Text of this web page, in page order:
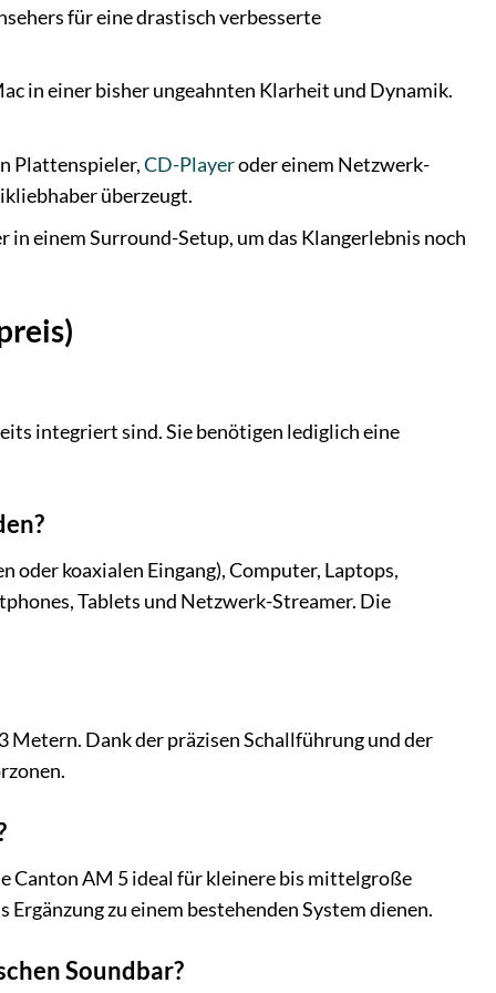
für eine drastisch verbesserte
in einer bisher ungeahnten Klarheit und Dynamik.
Plattenspieler,CD-Playeroder einem Netzwerk-
überzeugt.
in einem Surround-Setup, um das Klangerlebnis noch
integriert sind. Sie benötigen lediglich eine
oder koaxialen Eingang), Computer, Laptops,
Tablets und Netzwerk-Streamer. Die
Dank der präzisen Schallführung und der
Canton AM 5 ideal für kleinere bis mittelgroße
zu einem bestehenden System dienen.
Soundbar?